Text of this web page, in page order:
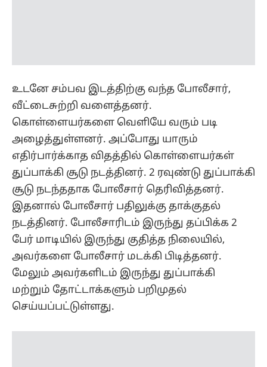
உடனே சம்பவ இடத்திற்கு வந்த போலீசார்,
வீட்டைசுற்றி வளைத்தனர்.
கொள்ளையர்களை வெளியே வரும் படி
அழைத்துள்ளனர். அப்போது யாரும்
எதிர்பார்க்காத விதத்தில் கொள்ளையர்கள்
துப்பாக்கி சூடு நடத்தினர். 2 ரவுண்டு துப்பாக்கி
சூடு நடந்ததாக போலீசார் தெரிவித்தனர்.
இதனால் போலீசார் பதிலுக்கு தாக்குதல்
நடத்தினர். போலீசாரிடம் இருந்து தப்பிக்க 2
பேர் மாடியில் இருந்து குதித்த நிலையில்,
அவர்களை போலீசார் மடக்கி பிடித்தனர்.
மேலும் அவர்களிடம் இருந்து துப்பாக்கி
மற்றும் தோட்டாக்களும் பறிமுதல்
செய்யப்பட்டுள்ளது.